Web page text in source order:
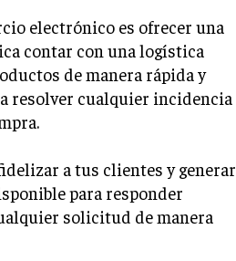
electrónico es ofrecer una
contar con una logística
de manera rápida y
resolver cualquier incidencia
a tus clientes y generar
para responder
solicitud de manera